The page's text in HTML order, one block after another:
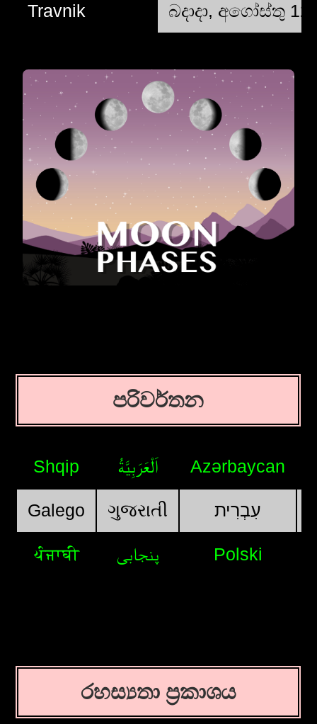
Travnik බදාදා, අගෝස්තු 12
පරිවර්තන
Shqip اَلْعَرَبِيَّةُ Azərbaycan
Galego ગુજરાતી עִבְרִית
ਪੰਜਾਬੀ پنجابی Polski
රහස්‍යතා ප්‍රකාශය